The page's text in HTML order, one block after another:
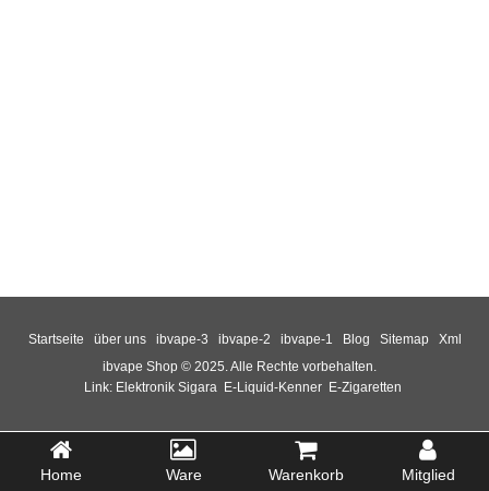
Startseite über uns ibvape-3 ibvape-2 ibvape-1 Blog Sitemap
Xml
ibvape Shop © 2025. Alle Rechte vorbehalten.
Link: Elektronik Sigara E-Liquid-Kenner E-Zigaretten
Home Ware Warenkorb Mitglied